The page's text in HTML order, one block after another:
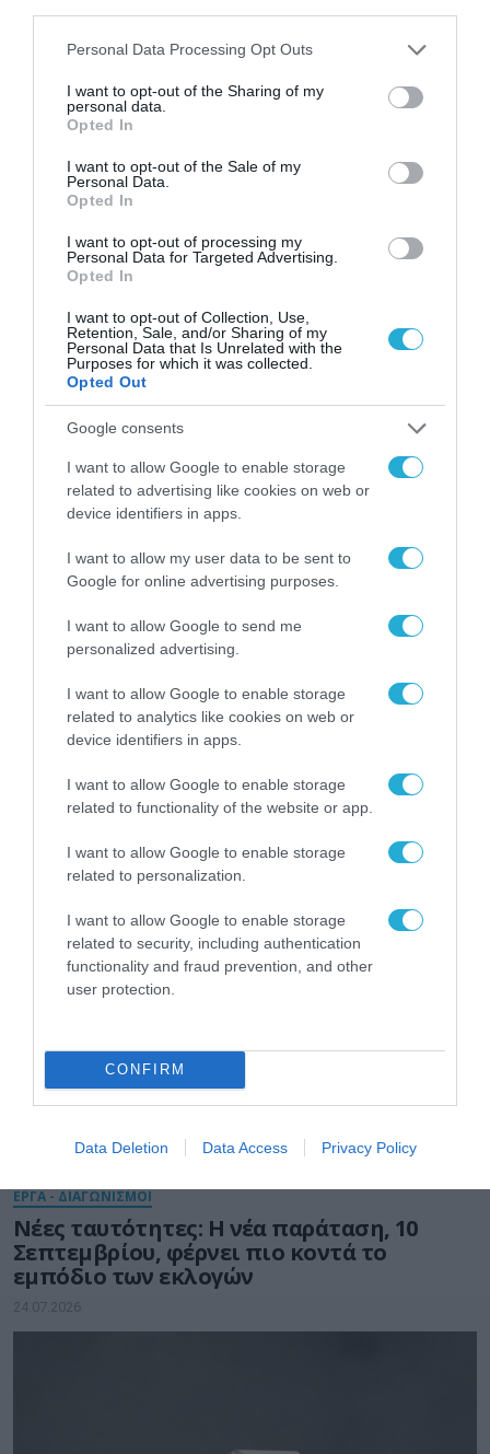
Please note that this website/app uses one or more Google
not limited to your visit or usage behaviour. You may click to
grant or deny consent to Google and its third-party tags to
use your data for below specified purposes in below Google
consent section.
Personal Data Processing Opt Outs
I want to opt-out of the Sharing of my
personal data.
Opted In
I want to opt-out of the Sale of my
Personal Data.
Opted In
I want to opt-out of processing my
Personal Data for Targeted Advertising.
Opted In
I want to opt-out of Collection, Use,
Retention, Sale, and/or Sharing of my
Personal Data that Is Unrelated with the
Purposes for which it was collected.
Opted Out
Google consents
I want to allow Google to enable storage
related to advertising like cookies on web or
device identifiers in apps.
I want to allow my user data to be sent to
Google for online advertising purposes.
I want to allow Google to send me
personalized advertising.
I want to allow Google to enable storage
related to analytics like cookies on web or
device identifiers in apps.
I want to allow Google to enable storage
related to functionality of the website or app.
I want to allow Google to enable storage
related to personalization.
I want to allow Google to enable storage
related to security, including authentication
functionality and fraud prevention, and other
user protection.
CONFIRM
Data Deletion Data Access Privacy Policy
ΟΛΗ Η ΡΟΗ ΕΙΔΗΣΕΩΝ
ΕΡΓΑ - ΔΙΑΓΩΝΙΣΜΟΙ
Η Cosmos Business Systems ολοκλήρωσε
έργο Τεχνητής Νοημοσύνης του Εθνικού
Τυπογραφείου για τη διασύνδεσή του με
δημόσιους φορείς
28.07.2026
ΕΡΓΑ - ΔΙΑΓΩΝΙΣΜΟΙ
Νέες ταυτότητες: Η νέα παράταση, 10
Σεπτεμβρίου, φέρνει πιο κοντά το
εμπόδιο των εκλογών
24.07.2026